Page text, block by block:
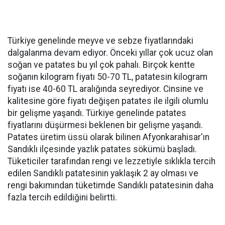
Türkiye genelinde meyve ve sebze fiyatlarındaki
dalgalanma devam ediyor. Önceki yıllar çok ucuz olan
soğan ve patates bu yıl çok pahalı. Birçok kentte
soğanın kilogram fiyatı 50-70 TL, patatesin kilogram
fiyatı ise 40-60 TL aralığında seyrediyor. Cinsine ve
kalitesine göre fiyatı değişen patates ile ilgili olumlu
bir gelişme yaşandı. Türkiye genelinde patates
fiyatlarını düşürmesi beklenen bir gelişme yaşandı.
Patates üretim üssü olarak bilinen Afyonkarahisar'ın
Sandıklı ilçesinde yazlık patates sökümü başladı.
Tüketiciler tarafından rengi ve lezzetiyle sıklıkla tercih
edilen Sandıklı patatesinin yaklaşık 2 ay olması ve
rengi bakımından tüketimde Sandıklı patatesinin daha
fazla tercih edildiğini belirtti.